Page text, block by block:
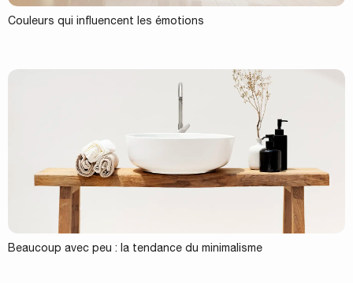
Couleurs qui influencent les émotions
Beaucoup avec peu : la tendance du minimalisme